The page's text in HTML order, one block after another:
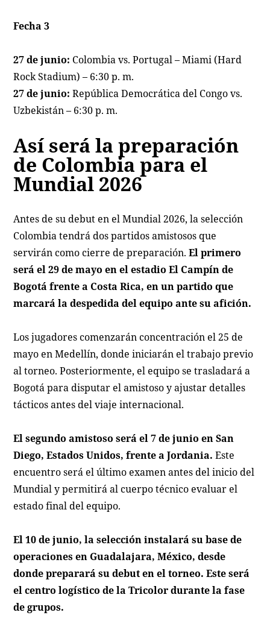
Fecha 3
27 de junio: Colombia vs. Portugal – Miami (Hard
Rock Stadium) – 6:30 p. m.
27 de junio: República Democrática del Congo vs.
Uzbekistán – 6:30 p. m.
Así será la preparación
de Colombia para el
Mundial 2026
Antes de su debut en el Mundial 2026, la selección
Colombia tendrá dos partidos amistosos que
servirán como cierre de preparación.El primero
será el 29 de mayo en el estadio El Campín de
Bogotá frente a Costa Rica, en un partido que
marcará la despedida del equipo ante su afición.
Los jugadores comenzarán concentración el 25 de
mayo en Medellín, donde iniciarán el trabajo previo
al torneo. Posteriormente, el equipo se trasladará a
Bogotá para disputar el amistoso y ajustar detalles
tácticos antes del viaje internacional.
El segundo amistoso será el 7 de junio en San
Diego, Estados Unidos, frente a Jordania. Este
encuentro será el último examen antes del inicio del
Mundial y permitirá al cuerpo técnico evaluar el
estado final del equipo.
El 10 de junio, la selección instalará su base de
operaciones en Guadalajara, México, desde
donde preparará su debut en el torneo. Este será
el centro logístico de la Tricolor durante la fase
de grupos.